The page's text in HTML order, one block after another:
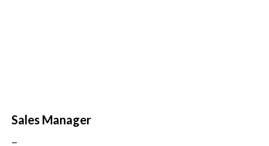
Sales Manager
–